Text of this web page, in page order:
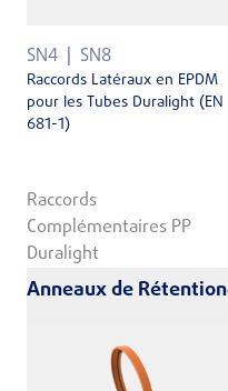
SN4 SN8
Raccords Latéraux en EPDM
pour les Tubes Duralight (EN
681-1)
Raccords
Complémentaires PP
Duralight
Anneaux de Rétention